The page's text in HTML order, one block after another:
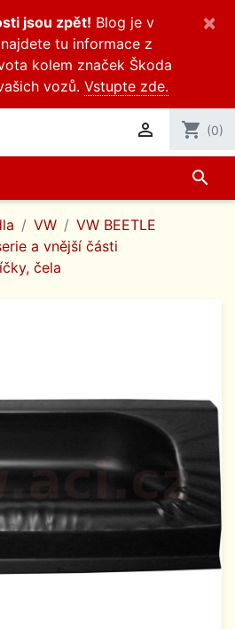
jsou zpět! Blog je v
tu informace z
kolem značek Škoda
vozů. Vstupte zde.
×
 shopping_cart (0)
search
VW
VW BEETLE
a vnější části
čela